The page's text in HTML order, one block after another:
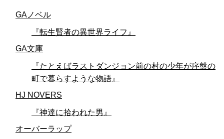
GAノベル
『転生賢者の異世界ライフ』
GA文庫
『たとえばラストダンジョン前の村の少年が序盤の
町で暮らすような物語』
HJ NOVERS
『神達に拾われた男』
オーバーラップ